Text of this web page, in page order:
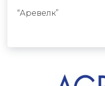
“Аревелк”